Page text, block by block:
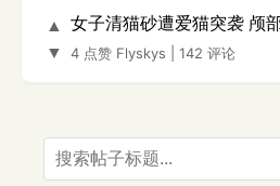
▲
▼
女子清猫砂遭爱猫突袭 颅
4 点赞 Flyskys 142 评论